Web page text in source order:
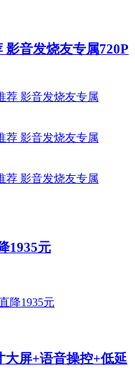
影音发烧友专属720P
1935元
大屏+语音操控+低延